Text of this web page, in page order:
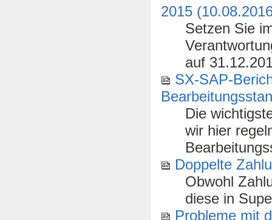
2015
Setzen Sie
auf
SX-SAP-
Die
wir hier
Doppelte
Obwohl
diese in
Probleme mit